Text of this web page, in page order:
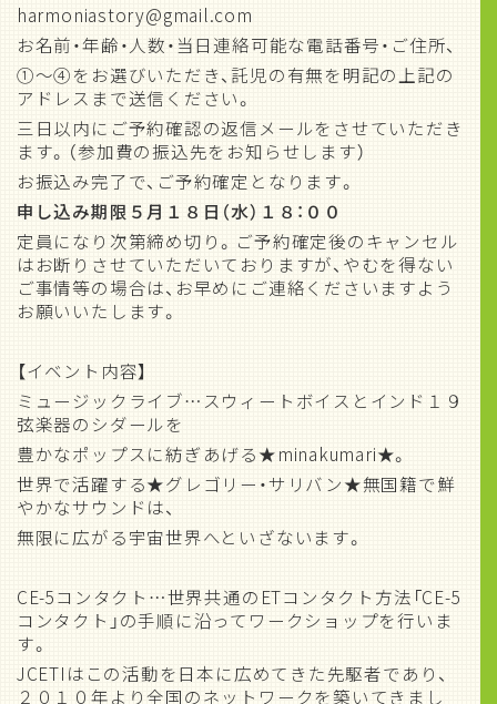
harmoniastory@gmail.com
お名前・年齢・人数・当日連絡可能な電話番号・ご住所、
①～④をお選びいただき、託児の有無を明記の上記の
アドレスまで送信ください。
三日以内にご予約確認の返信メールをさせていただき
ます。（参加費の振込先をお知らせします）
お振込み完了で、ご予約確定となります。
申し込み期限５月１８日（水）１８：００
定員になり次第締め切り。ご予約確定後のキャンセル
はお断りさせていただいておりますが、やむを得ない
ご事情等の場合は、お早めにご連絡くださいますよう
お願いいたします。
【イベント内容】
ミュージックライブ…スウィートボイスとインド１９
弦楽器のシダールを
豊かなポップスに紡ぎあげる★minakumari★。
世界で活躍する★グレゴリー・サリバン★無国籍で鮮
やかなサウンドは、
無限に広がる宇宙世界へといざないます。
CE-5コンタクト…世界共通のETコンタクト方法「CE-5
コンタクト」の手順に沿ってワークショップを行いま
す。
JCETIはこの活動を日本に広めてきた先駆者であり、
２０１０年より全国のネットワークを築いてきまし